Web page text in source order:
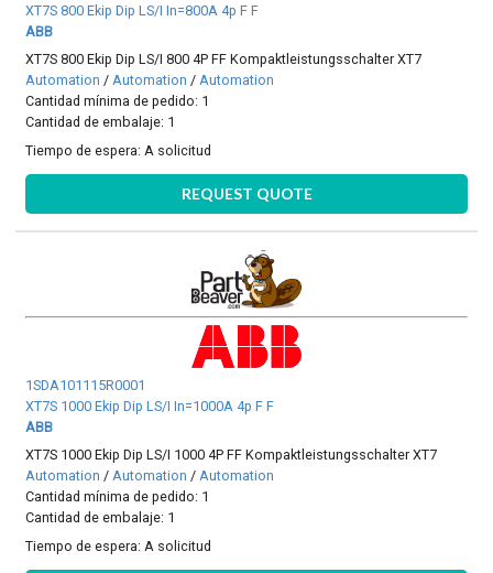
XT7S 800 Ekip Dip LS/I In=800A 4p F F
ABB
XT7S 800 Ekip Dip LS/I 800 4P FF Kompaktleistungsschalter XT7
Automation /Automation /Automation
Cantidad mínima de pedido: 1
Cantidad de embalaje: 1
Tiempo de espera: A solicitud
REQUEST QUOTE
1SDA101115R0001
XT7S 1000 Ekip Dip LS/I In=1000A 4p F F
ABB
XT7S 1000 Ekip Dip LS/I 1000 4P FF Kompaktleistungsschalter XT7
Automation /Automation /Automation
Cantidad mínima de pedido: 1
Cantidad de embalaje: 1
Tiempo de espera: A solicitud